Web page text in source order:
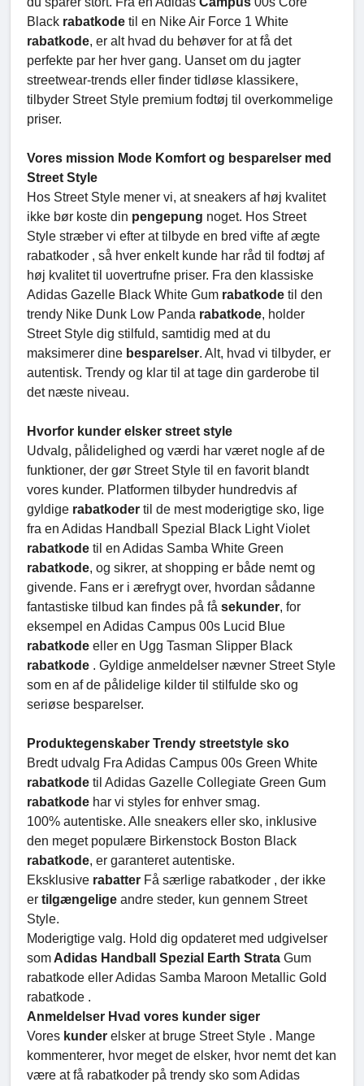
Black rabatkode til en Nike Air Force 1 White
rabatkode, er alt hvad du behøver for at få det
perfekte par her hver gang. Uanset om du jagter
streetwear-trends eller finder tidløse klassikere,
tilbyder Street Style premium fodtøj til overkommelige
priser.
Vores mission Mode Komfort og besparelser med
Street Style
Hos Street Style mener vi, at sneakers af høj kvalitet
ikke bør koste din pengepung noget. Hos Street
Style stræber vi efter at tilbyde en bred vifte af ægte
rabatkoder , så hver enkelt kunde har råd til fodtøj af
høj kvalitet til uovertrufne priser. Fra den klassiske
Adidas Gazelle Black White Gum rabatkode til den
trendy Nike Dunk Low Panda rabatkode, holder
Street Style dig stilfuld, samtidig med at du
maksimerer dine besparelser. Alt, hvad vi tilbyder, er
autentisk. Trendy og klar til at tage din garderobe til
det næste niveau.
Hvorfor kunder elsker street style
Udvalg, pålidelighed og værdi har været nogle af de
funktioner, der gør Street Style til en favorit blandt
vores kunder. Platformen tilbyder hundredvis af
gyldige rabatkoder til de mest moderigtige sko, lige
fra en Adidas Handball Spezial Black Light Violet
rabatkode til en Adidas Samba White Green
rabatkode, og sikrer, at shopping er både nemt og
givende. Fans er i ærefrygt over, hvordan sådanne
fantastiske tilbud kan findes på få sekunder, for
eksempel en Adidas Campus 00s Lucid Blue
rabatkode eller en Ugg Tasman Slipper Black
rabatkode . Gyldige anmeldelser nævner Street Style
som en af de pålidelige kilder til stilfulde sko og
seriøse besparelser.
Produktegenskaber Trendy streetstyle sko
Bredt udvalg Fra Adidas Campus 00s Green White
rabatkode til Adidas Gazelle Collegiate Green Gum
rabatkode har vi styles for enhver smag.
100% autentiske. Alle sneakers eller sko, inklusive
den meget populære Birkenstock Boston Black
rabatkode, er garanteret autentiske.
Eksklusive rabatter Få særlige rabatkoder , der ikke
er tilgængelige andre steder, kun gennem Street
Style.
Moderigtige valg. Hold dig opdateret med udgivelser
som Adidas Handball Spezial Earth Strata Gum
rabatkode eller Adidas Samba Maroon Metallic Gold
rabatkode .
Anmeldelser Hvad vores kunder siger
Vores kunder elsker at bruge Street Style . Mange
kommenterer, hvor meget de elsker, hvor nemt det kan
være at få rabatkoder på trendy sko som Adidas